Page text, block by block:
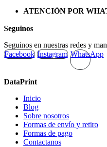
ATENCIÓN POR
Seguinos
Seguinos en nuestras redes y
Facebook Instagram WhatsApp
DataPrint
Inicio
Blog
Sobre nosotros
Formas de envío y retiro
Formas de pago
Contactanos